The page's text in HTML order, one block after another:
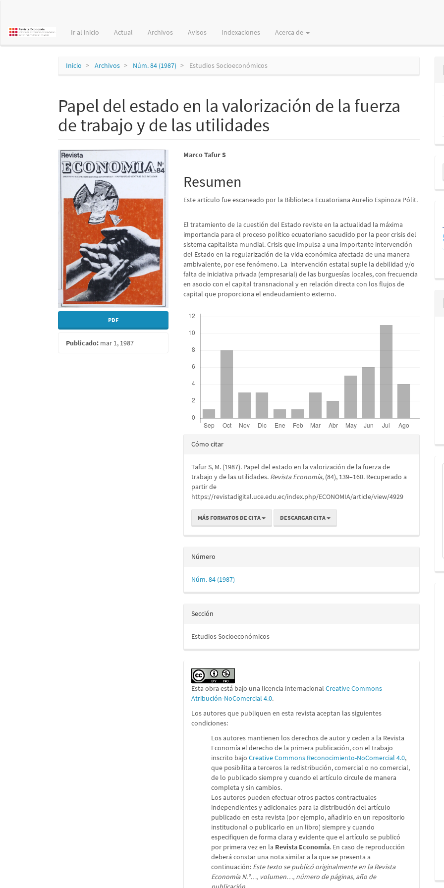
principal
Ir al inicio Actual Archivos Avisos Indexaciones Acerca de
Inicio Archivos Núm. 84 (1987) Estudios Socioeconómicos
Papel del estado en la valorización de la fuerza
de trabajo y de las utilidades
Barra
lateral
del
artículo
PDF
Publicado: mar 1, 1987
Contenido
principal
del
artículo
Marco Tafur S
Resumen
Este artículo fue escaneado por la Biblioteca Ecuatoriana Aurelio Espinoza Pólit.
El tratamiento de la cuestión del Estado reviste en la actualidad la máxima
importancia para el proceso político ecuatoriano sacudido por la peor crisis del
sistema capitalista mundial. Crisis que impulsa a una importante intervención
del Estado en la regularización de la vida económica afectada de una manera
ambivalente, por ese fenómeno. La intervención estatal suple la debilidad y/o
falta de iniciativa privada (empresarial) de las burguesías locales, con frecuencia
en asocio con el capital transnacional y en relación directa con los flujos de
capital que proporciona el endeudamiento externo.
Detalles
artículo
Cómo citar
Tafur S, M. (1987). Papel del estado en la valorización de la fuerza de
trabajo y de las utilidades. Revista Economía, (84), 139–160. Recuperado a
partir de
https://revistadigital.uce.edu.ec/index.php/ECONOMIA/article/view/4929
MÁS FORMATOS DE CITA DESCARGAR CITA
Número
Núm. 84 (1987)
Sección
Estudios Socioeconómicos
Esta obra está bajo una licencia internacionalCreative Commons
Atribución-NoComercial 4.0.
Los autores que publiquen en esta revista aceptan las siguientes
condiciones:
Los autores mantienen los derechos de autor y ceden a la Revista
Economía el derecho de la primera publicación, con el trabajo
inscrito bajoCreative Commons Reconocimiento-NoComercial 4.0,
que posibilita a terceros la redistribución, comercial o no comercial,
de lo publicado siempre y cuando el artículo circule de manera
completa y sin cambios.
Los autores pueden efectuar otros pactos contractuales
independientes y adicionales para la distribución del artículo
publicado en esta revista (por ejemplo, añadirlo en un repositorio
institucional o publicarlo en un libro) siempre y cuando
especifiquen de forma clara y evidente que el artículo se publicó
por primera vez en la Revista Economía. En caso de reproducción
deberá constar una nota similar a la que se presenta a
continuación: Este texto se publicó originalmente en la Revista
Economía N.º…, volumen…, número de páginas, año de